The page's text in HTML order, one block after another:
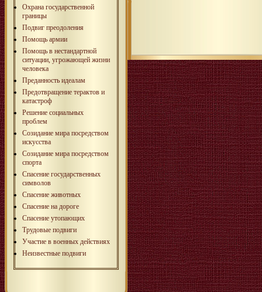
Охрана государственной
границы
Подвиг преодоления
Помощь армии
Помощь в нестандартной
ситуации, угрожающей жизни
человека
Преданность идеалам
Предотвращение терактов и
катастроф
Решение социальных
проблем
Созидание мира посредством
искусства
Созидание мира посредством
спорта
Спасение государственных
символов
Спасение животных
Спасение на дороге
Спасение утопающих
Трудовые подвиги
Участие в военных действиях
Неизвестные подвиги